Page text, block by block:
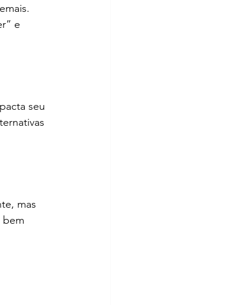
e
seu
mas
bem